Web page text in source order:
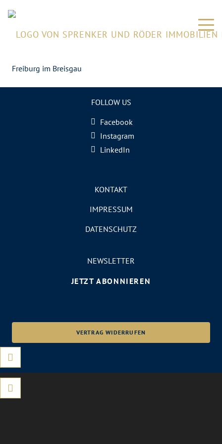
Freiburg im Breisgau
FOLLOW US
Facebook
Instagram
LinkedIn
KONTAKT
IMPRESSUM
DATENSCHUTZ
NEWSLETTER
JETZT ABONNIEREN
VERTRAG WIDERRUFEN